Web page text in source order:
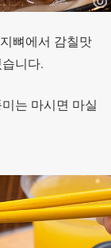
뼈에서 감칠맛
니다.
는 마시면 마실